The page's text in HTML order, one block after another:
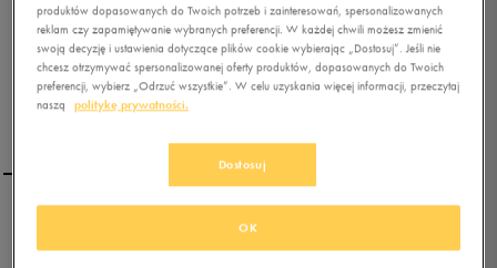
ADIDAS BLUZA PRIME HD
JACKET
produktów dopasowanych do Twoich potrzeb i zainteresowań, spersonalizowanych
reklam czy zapamiętywanie wybranych preferencji. W każdej chwili możesz zmienić
swoją decyzję i ustawienia dotyczące plików cookie wybierając „Dostosuj”. Jeśli nie
chcesz otrzymywać spersonalizowanej oferty produktów, dopasowanych do Twoich
preferencji, wybierz „Odrzuć wszystkie”. W celu uzyskania więcej informacji, przeczytaj
naszą
politykę prywatności.
Dostosuj
OK